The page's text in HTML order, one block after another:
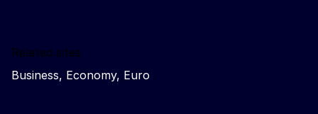
Related sites
Business, Economy, Euro